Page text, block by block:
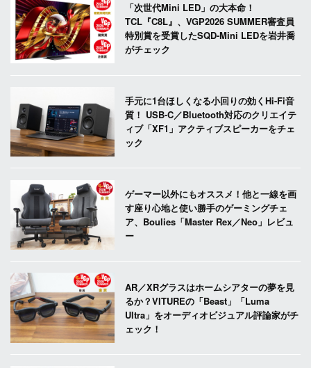
「次世代Mini LED」の大本命！
TCL『C8L』、VGP2026 SUMMER審査員
特別賞を受賞したSQD-Mini LEDを岩井喬
がチェック
手元に1台ほしくなる小回りの効くHi-Fi音
質！ USB-C／Bluetooth対応のクリエイテ
ィブ「XF1」アクティブスピーカーをチェ
ック
ゲーマー以外にもオススメ！他と一線を画
す座り心地と使い勝手のゲーミングチェ
ア、Boulies「Master Rex／Neo」レビュ
ー
AR／XRグラスはホームシアターの夢を見
るか？VITUREの「Beast」「Luma
Ultra」をオーディオビジュアル評論家がチ
ェック！